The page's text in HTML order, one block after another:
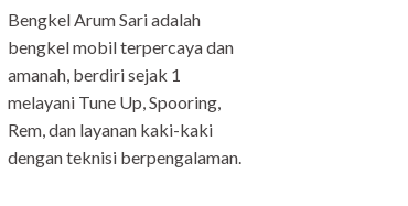
Bengkel Arum Sari adalah
bengkel mobil terpercaya dan
amanah, berdiri sejak 1
melayani Tune Up, Spooring,
Rem, dan layanan kaki-kaki
dengan teknisi berpengalaman.